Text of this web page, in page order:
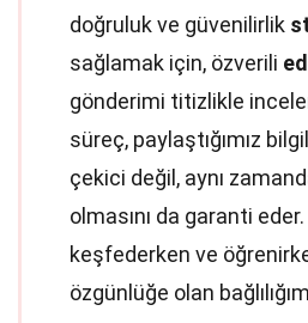
doğruluk ve güvenilirlik
sağlamak için, özverili
gönderimi titizlikle
süreç, paylaştığımız
çekici değil, aynı
olmasını da garanti
keşfederken ve
özgünlüğe olan